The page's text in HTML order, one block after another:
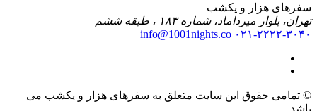
هزار و یکشب
میرداماد، شماره ۱۸۳ ، طبقه ششم
۳۰۴۰ info@1001nights.co
حقوق این سایت متعلق به سفرهای هزار و یکشب می